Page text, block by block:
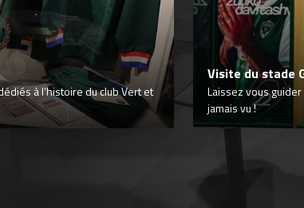
à l’histoire du club Vert et
Visite du stade
Laissez vous
jamais vu !